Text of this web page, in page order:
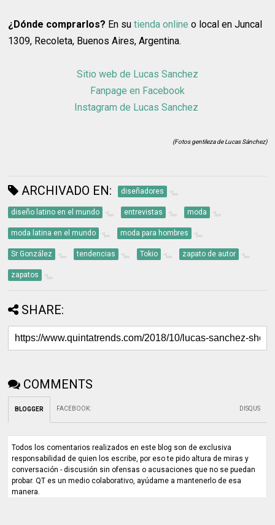
¿Dónde comprarlos? En sutienda online o local en Juncal
1309, Recoleta, Buenos Aires, Argentina.
Sitio web de Lucas Sanchez
Fanpage en Facebook
Instagram de Lucas Sanchez
(Fotos gentileza de Lucas Sánchez)
ARCHIVADO EN: diseñadores
diseño latino en el mundo entrevistas moda
moda latina en el mundo moda para hombres
Sr González tendencias Tokio zapato de autor
zapatos
SHARE:
COMMENTS
BLOGGER FACEBOOK: DISQUS
Todos los comentarios realizados en este blog son de exclusiva
responsabilidad de quien los escribe, por eso te pido altura de miras y
conversación - discusión sin ofensas o acusaciones que no se puedan
probar. QT es un medio colaborativo, ayúdame a mantenerlo de esa
manera.